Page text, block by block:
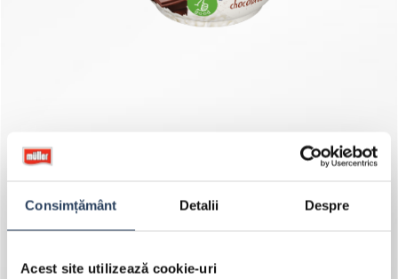
Consimțământ Detalii Despre
Acest site utilizează cookie-uri